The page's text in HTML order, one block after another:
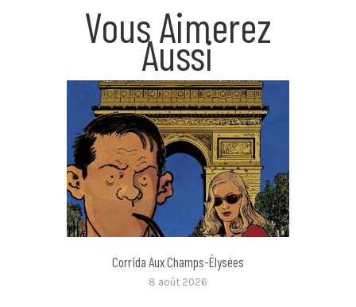
Vous Aimerez
Aussi
Corrida Aux Champs-Élysées
8 août 2026